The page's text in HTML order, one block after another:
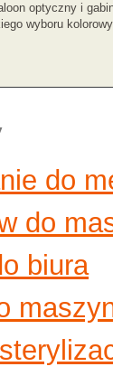
optyczny i
wyboru
do
do
biura